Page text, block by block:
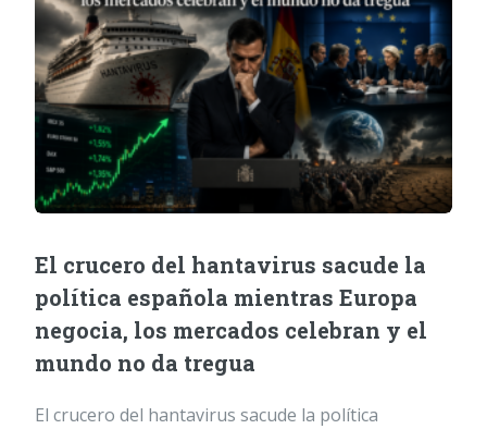
El crucero del hantavirus sacude la
política española mientras Europa
negocia, los mercados celebran y el
mundo no da tregua
El crucero del hantavirus sacude la política